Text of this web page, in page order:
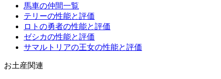
馬車の仲間一覧
テリーの性能と評価
ロトの勇者の性能と評価
ゼシカの性能と評価
サマルトリアの王女の性能と評価
お土産関連